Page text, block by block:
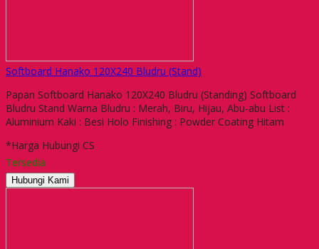
Softboard Hanako 120X240 Bludru (Stand)
Papan Softboard Hanako 120X240 Bludru (Standing) Softboard
Bludru Stand Warna Bludru : Merah, Biru, Hijau, Abu-abu List :
Aluminium Kaki : Besi Holo Finishing : Powder Coating Hitam
*Harga Hubungi CS
Tersedia
Hubungi Kami